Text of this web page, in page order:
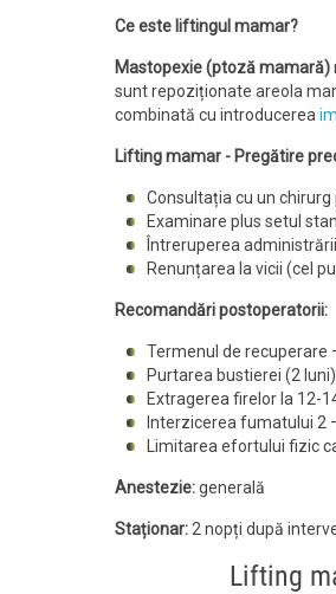
Ce este liftingul mamar?
Mastopexie (ptoză mamară)
sunt repoziționate areola
combinată cu introducerea
Lifting mamar - Pregătire
Consultația cu un
Examinare plus setul
Întreruperea
Renunțarea la vicii (cel
Recomandări postoperatorii:
Termenul de recuperare
Purtarea bustierei (2
Extragerea firelor la 12-
Interzicerea fumatului 2
Limitarea efortului fizic
Anestezie:generală
Staționar: 2 nopți după
Lifting